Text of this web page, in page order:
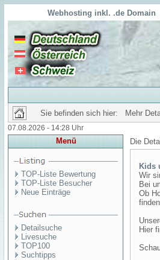
Webhosting inkl. .de Domain
Sie befinden sich hier: Mehr
07.08.2026 - 14:28 Uhr
Menü
TOP-Liste Bewertung
TOP-Liste Besucher
Neue Einträge
Detailsuche
Livesuche
TOP100
Suchtipps
Die
Kids
Wir
Bei
Ob
Hier